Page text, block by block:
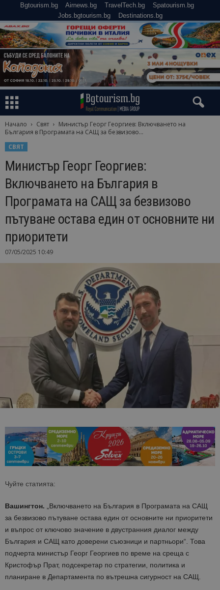
Bgtourism.bg Airnews.bg TravelTech.bg
Spatourism.bg
Jobs.bgtourism.bg
Destinations.bg
Начало Свят
Министър Георг Георгиев: Включването на
България в Програмата на САЩ за безвизово...
СВЯТ
Министър Георг Георгиев:
Включването на България в
Програмата на САЩ за безвизово
пътуване остава един от основните ни
приоритети
07/05/2025 10:49
Чуйте статията:
Вашингтон. „Включването на България в Програмата на САЩ
за безвизово пътуване остава един от основните ни приоритети
и въпрос от ключово значение в двустранния диалог между
България и САЩ като доверени съюзници и партньори“. Това
подчерта министър Георг Георгиев по време на среща с
Кристофър Прат, подсекретар по стратегии, политика и
планиране в Департамента по вътрешна сигурност на САЩ.